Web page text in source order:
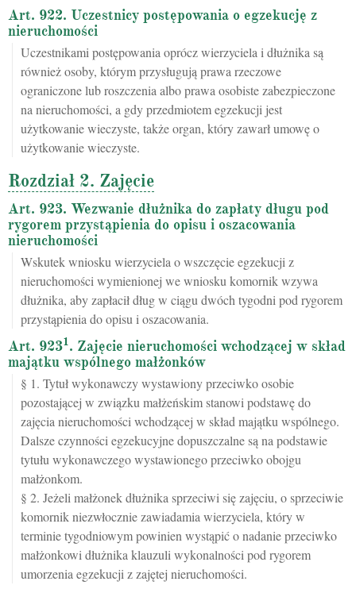
Art. 922. Uczestnicy postępowania o egzekucję z
nieruchomości
Uczestnikami postępowania oprócz wierzyciela i dłużnika są
również osoby, którym przysługują prawa rzeczowe
ograniczone lub roszczenia albo prawa osobiste zabezpieczone
na nieruchomości, a gdy przedmiotem egzekucji jest
użytkowanie wieczyste, także organ, który zawarł umowę o
użytkowanie wieczyste.
Rozdział 2. Zajęcie
Art. 923. Wezwanie dłużnika do zapłaty długu pod
rygorem przystąpienia do opisu i oszacowania
nieruchomości
Wskutek wniosku wierzyciela o wszczęcie egzekucji z
nieruchomości wymienionej we wniosku komornik wzywa
dłużnika, aby zapłacił dług w ciągu dwóch tygodni pod rygorem
przystąpienia do opisu i oszacowania.
Art. 9231. Zajęcie nieruchomości wchodzącej w skład
majątku wspólnego małżonków
§ 1. Tytuł wykonawczy wystawiony przeciwko osobie
pozostającej w związku małżeńskim stanowi podstawę do
zajęcia nieruchomości wchodzącej w skład majątku wspólnego.
Dalsze czynności egzekucyjne dopuszczalne są na podstawie
tytułu wykonawczego wystawionego przeciwko obojgu
małżonkom.
§ 2. Jeżeli małżonek dłużnika sprzeciwi się zajęciu, o sprzeciwie
komornik niezwłocznie zawiadamia wierzyciela, który w
terminie tygodniowym powinien wystąpić o nadanie przeciwko
małżonkowi dłużnika klauzuli wykonalności pod rygorem
umorzenia egzekucji z zajętej nieruchomości.